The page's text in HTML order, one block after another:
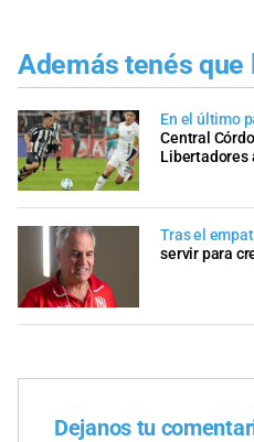
Además tenés que
En el último
Central
Libertadores
Tras el
servir para
Dejanos tu